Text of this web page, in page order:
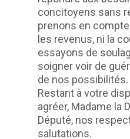
concitoyens sans
prenons en
les revenus, ni la
essayons de
soigner voir de
de nos possibilités.
Restant à votre
agréer, Madame la
Député, nos
salutations.